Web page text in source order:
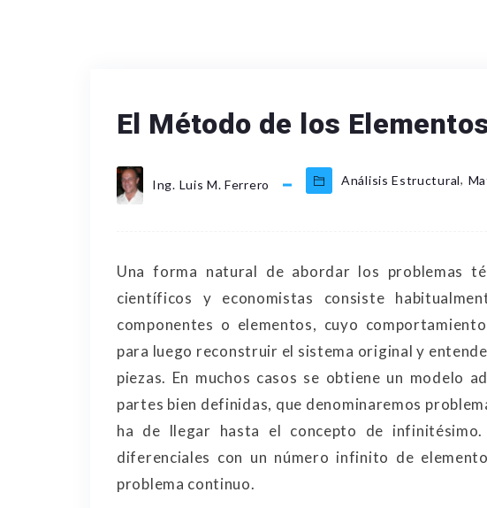
El Método de los
Ing. Luis M. Ferrero Análisis Estructural,
Una forma natural de abordar los problemas
científicos y economistas consiste
componentes o elementos, cuyo
para luego reconstruir el sistema original y
piezas. En muchos casos se obtiene un modelo
partes bien definidas, que denominaremos
ha de llegar hasta el concepto de infinitésimo.
diferenciales con un número infinito de
problema continuo.